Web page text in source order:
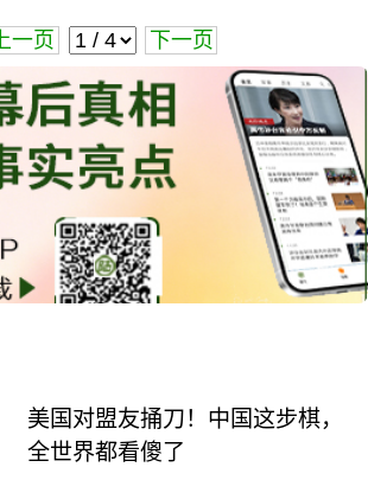
上一页 下一页
美国对盟友捅刀！中国这步棋，
全世界都看傻了